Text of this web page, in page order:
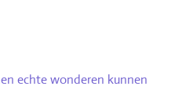
echte wonderen kunnen